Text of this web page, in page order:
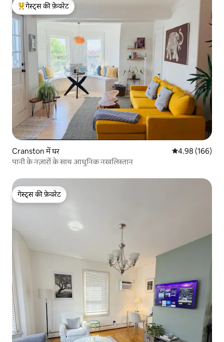
गेस्ट्स का टॉप फ़ेवरेट
गेस्ट्स की फ़ेवरेट
Cranston में घर औसत रेटिंग 5 में से
4.98 (166)
पानी के नज़ारों के साथ आधुनिक नखलिस्तान
गेस्ट्स की फ़ेवरेट
गेस्ट्स की फ़ेवरेट